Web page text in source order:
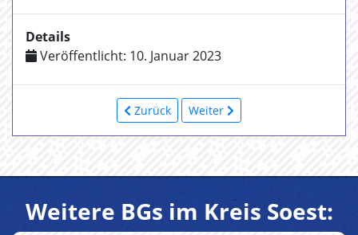
Details
Veröffentlicht: 10. Januar 2023
Zurück Weiter
Weitere BGs im Kreis Soest: